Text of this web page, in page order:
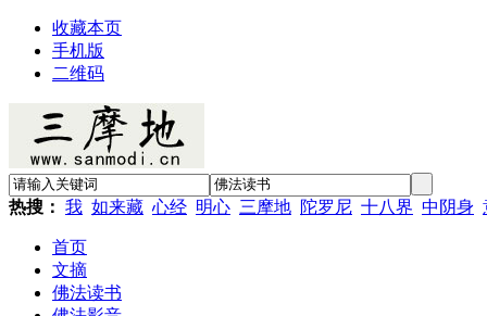
收藏本页
手机版
二维码
热搜： 我 如来藏 心经 明心 三摩地 陀罗尼 十八界 中阴身
首页
文摘
佛法读书